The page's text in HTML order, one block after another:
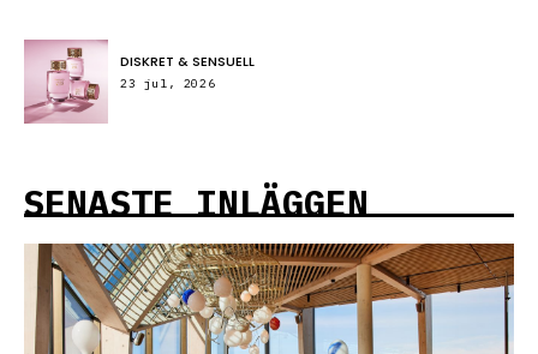
DISKRET & SENSUELL
23 jul, 2026
SENASTE INLÄGGEN